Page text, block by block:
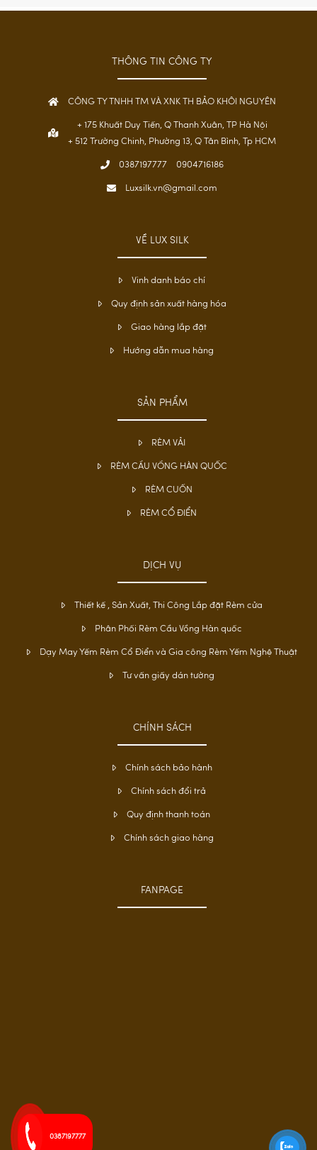
THÔNG TIN CÔNG TY
CÔNG TY TNHH TM VÀ XNK TH BẢO KHÔI NGUYÊN
+ 175 Khuất Duy Tiến, Q Thanh Xuân, TP Hà Nội
+ 512 Trường Chinh, Phường 13, Q Tân Bình, Tp HCM
0387197777 0904716186
Luxsilk.vn@gmail.com
VỀ LUX SILK
Vinh danh báo chí
Quy định sản xuất hàng hóa
Giao hàng lắp đặt
Hướng dẫn mua hàng
SẢN PHẨM
RÈM VẢI
RÈM CẦU VỒNG HÀN QUỐC
RÈM CUỐN
RÈM CỔ ĐIỂN
DỊCH VỤ
Thiết kế , Sản Xuất, Thi Công Lắp đặt Rèm cửa
Phân Phối Rèm Cầu Vồng Hàn quốc
Dạy May Yếm Rèm Cổ Điển và Gia công Rèm Yếm Nghệ Thuật
Tư vấn giấy dán tường
CHÍNH SÁCH
Chính sách bảo hành
Chính sách đổi trả
Quy định thanh toán
Chính sách giao hàng
FANPAGE
0387197777